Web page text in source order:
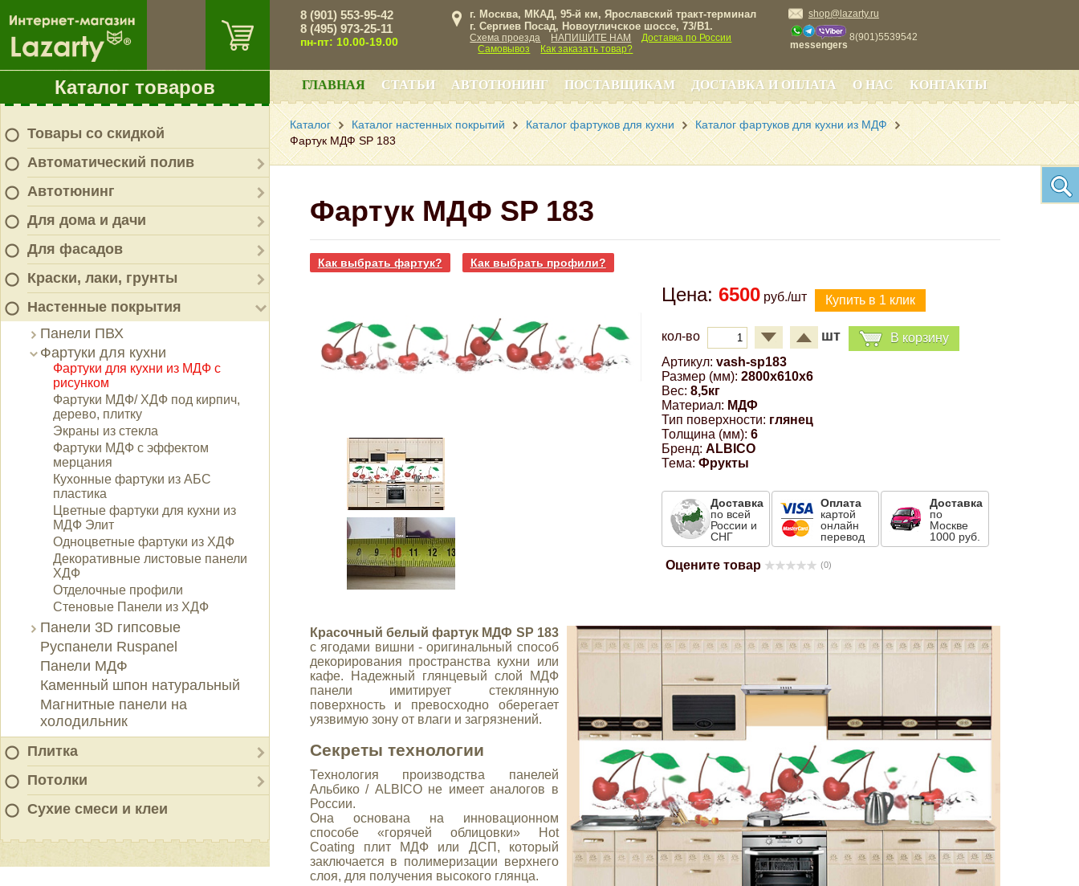
Каталог товаров
Товары со скидкой
Автоматический полив
Автотюнинг
Для дома и дачи
Для фасадов
Краски, лаки, грунты
Настенные покрытия
Панели ПВХ
Фартуки для кухни
Фартуки для кухни из МДФ с
рисунком
Фартуки МДФ/ ХДФ под кирпич,
дерево, плитку
Экраны из стекла
Фартуки МДФ с эффектом
мерцания
Кухонные фартуки из АБС
пластика
Цветные фартуки для кухни из
МДФ Элит
Одноцветные фартуки из ХДФ
Декоративные листовые панели
ХДФ
Отделочные профили
Стеновые Панели из ХДФ
Панели 3D гипсовые
Руспанели Ruspanel
Панели МДФ
Каменный шпон натуральный
Магнитные панели на
холодильник
Плитка
Потолки
Сухие смеси и клеи
8 (901) 553-95-42
8 (495) 973-25-11
пн-пт: 10.00-19.00
г. Москва, МКАД, 95-й км, Ярославский тракт-терминал
г. Сергиев Посад, Новоугличское шоссе, 73/B1.
Схема проезда НАПИШИТЕ НАМ
Доставка по России
Самовывоз
Как заказать товар?
shop@lazarty.ru
messengers
8(901)5539542
ГЛАВНАЯ СТАТЬИ АВТОТЮНИНГ ПОСТАВЩИКАМ ДОСТАВКА И ОПЛАТА О НАС КОНТАКТЫ
Каталог Каталог настенных покрытий Каталог фартуков для кухни
Каталог фартуков для кухни из МДФ
Фартук МДФ SP 183
Фартук МДФ SP 183
Как выбрать фартук? Как выбрать профили?
Цена:6500 руб./шт
кол-во шт
В корзину
Артикул: vash-sp183
Размер (мм): 2800x610x6
Вес: 8,5кг
Материал: МДФ
Тип поверхности: глянец
Толщина (мм): 6
Бренд: ALBICO
Тема: Фрукты
Доставка
по всей
России и
СНГ
Оплата
картой
онлайн
перевод
Доставка
по
Москве
1000 руб.
Оцените товар (0)
Красочный белый фартук МДФ SP 183
с ягодами вишни - оригинальный способ
декорирования пространства кухни или
кафе. Надежный глянцевый слой МДФ
панели имитирует стеклянную
поверхность и превосходно оберегает
уязвимую зону от влаги и загрязнений.
Секреты технологии
Технология производства панелей
Альбико / ALBICO не имеет аналогов в
России.
Она основана на инновационном
способе «горячей облицовки» Hot
Coating плит МДФ или ДСП, который
заключается в полимеризации верхнего
слоя, для получения высокого глянца.